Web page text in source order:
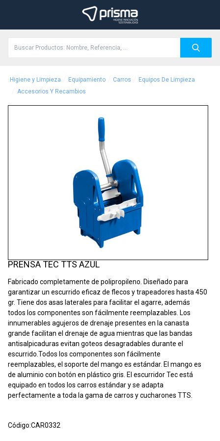
Higiene y Limpieza Equipamiento Carros Equipos De Limpieza
Accesorios Y Recambios
PRENSA TEC TTS AZUL
Fabricado completamente de polipropileno. Diseñado para
garantizar un escurrido eficaz de flecos y trapeadores hasta 450
gr. Tiene dos asas laterales para facilitar el agarre, además
todos los componentes son fácilmente reemplazables. Los
innumerables agujeros de drenaje presentes en la canasta
grande facilitan el drenaje de agua mientras que las bandas
antisalpicaduras evitan goteos desagradables durante el
escurrido.Todos los componentes son fácilmente
reemplazables, el soporte del mango es estándar. El mango es
de aluminio con botón en plástico gris. El escurridor Tec está
equipado en todos los carros estándar y se adapta
perfectamente a toda la gama de carros y cucharones TTS.
Código:CAR0332